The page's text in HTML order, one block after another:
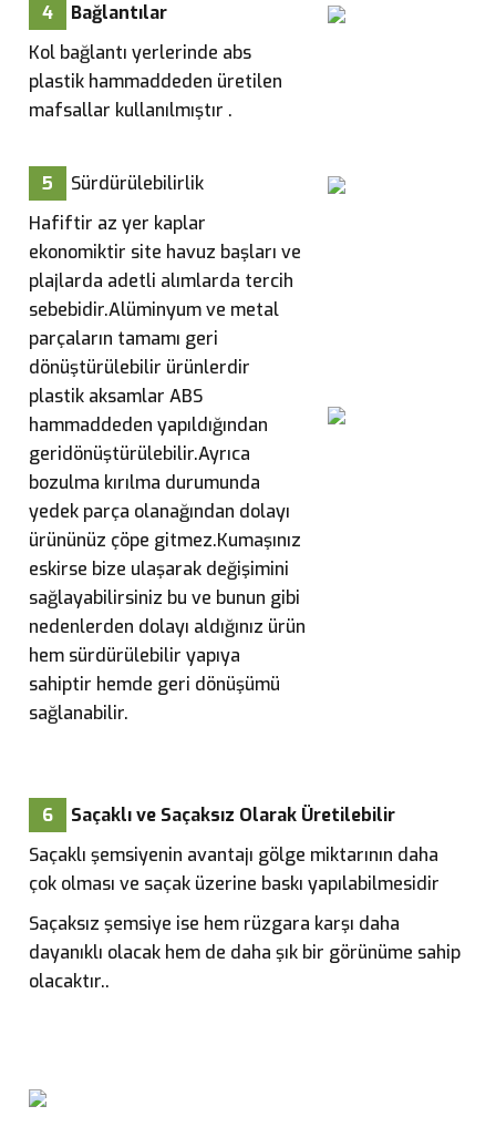
4
Bağlantılar
Kol bağlantı yerlerinde abs
plastik hammaddeden üretilen
mafsallar kullanılmıştır .
5
Sürdürülebilirlik
Hafiftir az yer kaplar
ekonomiktir site havuz başları ve
plajlarda adetli alımlarda tercih
sebebidir.Alüminyum ve metal
parçaların tamamı geri
dönüştürülebilir ürünlerdir
plastik aksamlar ABS
hammaddeden yapıldığından
geridönüştürülebilir.Ayrıca
bozulma kırılma durumunda
yedek parça olanağından dolayı
ürününüz çöpe gitmez.Kumaşınız
eskirse bize ulaşarak değişimini
sağlayabilirsiniz bu ve bunun gibi
nedenlerden dolayı aldığınız ürün
hem sürdürülebilir yapıya
sahiptir hemde geri dönüşümü
sağlanabilir.
6
Saçaklı ve Saçaksız Olarak Üretilebilir
Saçaklı şemsiyenin avantajı gölge miktarının daha
çok olması ve saçak üzerine baskı yapılabilmesidir
Saçaksız şemsiye ise hem rüzgara karşı daha
dayanıklı olacak hem de daha şık bir görünüme sahip
olacaktır..